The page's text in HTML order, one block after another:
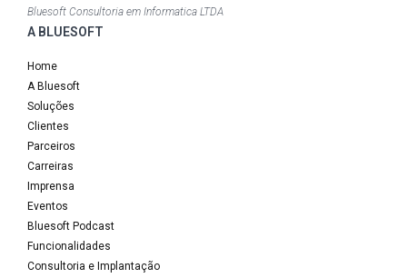
Bluesoft Consultoria em Informatica LTDA
A BLUESOFT
Home
A Bluesoft
Soluções
Clientes
Parceiros
Carreiras
Imprensa
Eventos
Bluesoft Podcast
Funcionalidades
Consultoria e Implantação